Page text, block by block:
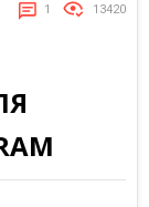
1 13420